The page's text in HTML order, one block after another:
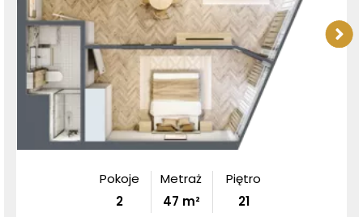
Pokoje
2
Metraż
47 m²
Piętro
21